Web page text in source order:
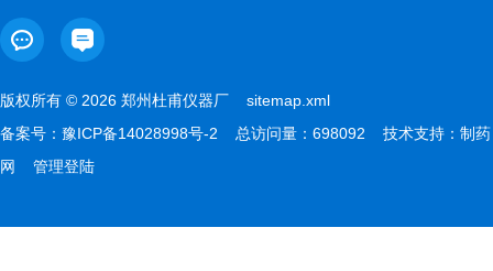
版权所有 © 2026 郑州杜甫仪器厂 sitemap.xml
备案号： 豫ICP备14028998号-2 总访问量：698092 技术支持： 制药
网
管理登陆